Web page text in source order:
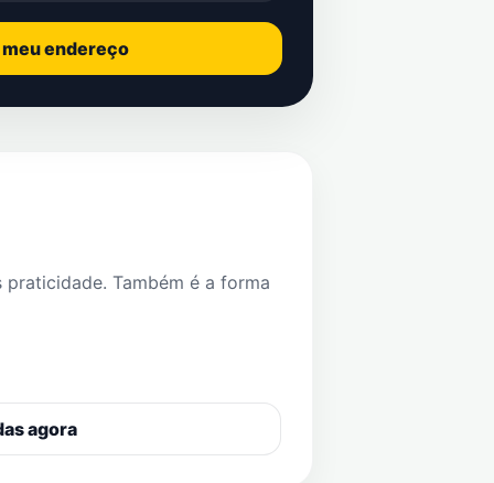
endereço
Também é a forma
agora